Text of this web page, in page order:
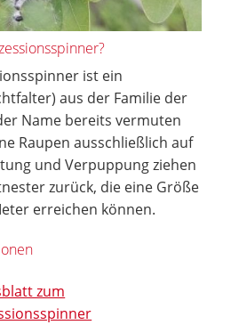
ist ein
aus der Familie der
Name bereits vermuten
Raupen ausschließlich auf
und Verpuppung ziehen
zurück, die eine Größe
erreichen können.
zum